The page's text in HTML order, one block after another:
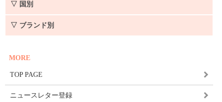
▽ 国別
▽ ブランド別
MORE
TOP PAGE
ニュースレター登録